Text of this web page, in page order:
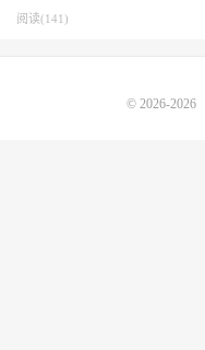
阅读(141)
© 2026-2026